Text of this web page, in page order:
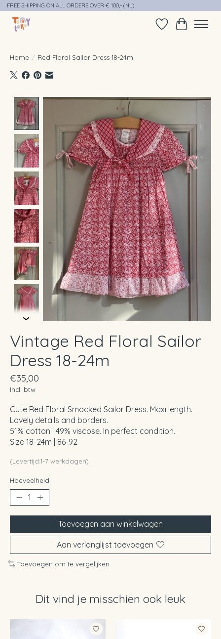
FREE SHIPPING ON ALL ORDERS OVER € 100,- (NL)
Verlanglijst
Home / Red Floral Sailor Dress 18-24m
Product image slideshow Items
Vintage Red Floral Sailor
Dress 18-24m
€35,00
Incl. btw
Cute Red Floral Smocked Sailor Dress. Maxi length.
Lovely details and borders.
51% cotton | 49% viscose. In perfect condition.
Size 18-24m | 86-92
(Levertijd:1-7 werkdagen)
Hoeveelheid:
Toevoegen aan winkelwagen
Aan verlanglijst toevoegen
Toevoegen om te vergelijken
Dit vind je misschien ook leuk
Items van productcarrousel